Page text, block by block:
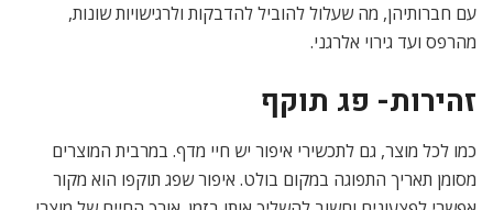
עם חברותיהן, מה שעלול להוביל להדבקות ולרגישויות שונות,
מהרפס ועד גירוי אלרגני.
זהירות- פג תוקף
כמו לכל מוצר, גם לתכשירי איפור יש חיי מדף. במרבית המוצרים
מסומן תאריך התפוגה במקום בולט. איפור שפג תוקפו הוא מקור